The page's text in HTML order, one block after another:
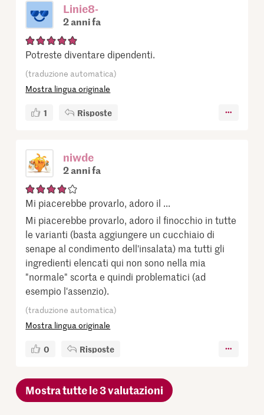
Linie8-
2 anni fa
Potreste diventare dipendenti.
(traduzione automatica)
Mostra lingua originale
1 Risposte
niwde
2 anni fa
Mi piacerebbe provarlo, adoro il ...
Mi piacerebbe provarlo, adoro il finocchio in tutte
le varianti (basta aggiungere un cucchiaio di
senape al condimento dell'insalata) ma tutti gli
ingredienti elencati qui non sono nella mia
"normale" scorta e quindi problematici (ad
esempio l'assenzio).
(traduzione automatica)
Mostra lingua originale
0 Risposte
Mostra tutte le 3 valutazioni